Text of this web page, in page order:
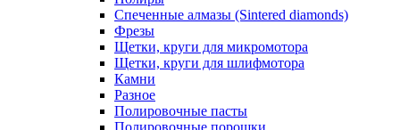
Спеченные алмазы (Sintered diamonds)
Фрезы
Щетки, круги для микромотора
Щетки, круги для шлифмотора
Камни
Разное
Полировочные пасты
Полировочные порошки